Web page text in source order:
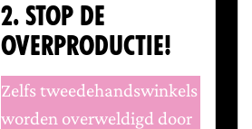
2. STOP DE
OVERPRODUCTIE!
Zelfs tweedehandswinkels
worden overweldigd door